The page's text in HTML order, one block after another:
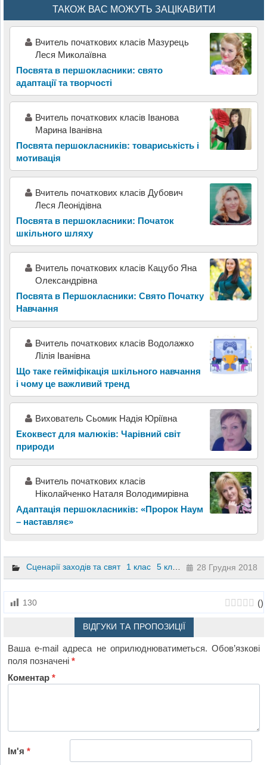
ТАКОЖ ВАС МОЖУТЬ ЗАЦІКАВИТИ
Вчитель початкових класів Мазурець
Леся Миколаївна
Посвята в першокласники: свято
адаптації та творчості
Вчитель початкових класів Іванова
Марина Іванівна
Посвята першокласників: товариськість і
мотивація
Вчитель початкових класів Дубович
Леся Леонідівна
Посвята в першокласники: Початок
шкільного шляху
Вчитель початкових класів Кацубо Яна
Олександрівна
Посвята в Першокласники: Свято Початку
Навчання
Вчитель початкових класів Водолажко
Лілія Іванівна
Що таке гейміфікація шкільного навчання
і чому це важливий тренд
Вихователь Сьомик Надія Юріївна
Екоквест для малюків: Чарівний світ
природи
Вчитель початкових класів
Ніколайченко Наталя Володимирівна
Адаптація першокласників: «Пророк Наум
– наставляє»
Сценарії заходів та свят 1 клас 5 клас 28 Грудня 2018
130 ()
ВІДГУКИ ТА ПРОПОЗИЦІЇ
Ваша e-mail адреса не оприлюднюватиметься. Обов’язкові
поля позначені*
Коментар*
Ім'я*